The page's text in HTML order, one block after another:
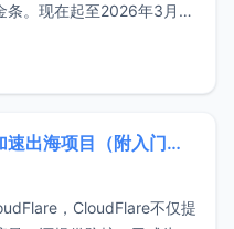
条。现在起至2026年3月10
型，时间有限，xiaoz先
白山云科技旗下的智能算力
无需备案！用 Bunny CDN 加速出海项目（附入门指南）
，CloudFlare不仅提